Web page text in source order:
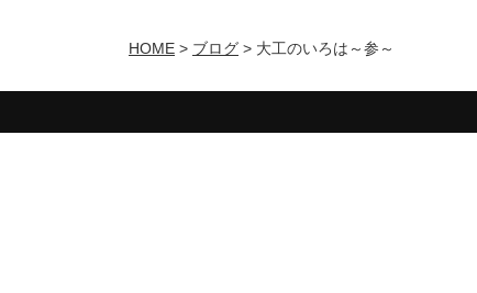
HOME > ブログ > 大工のいろは～参～